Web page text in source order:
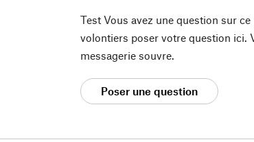
Test Vous avez une question sur
volontiers poser votre question ici.
messagerie souvre.
Poser une question